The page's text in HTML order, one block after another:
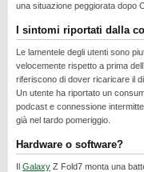
NEWS
ONEPLUS
PIXEL
POCO
PRIVACY
REALME
una situazione peggiorata dopo
I sintomi riportati dalla
Le lamentele degli utenti sono
velocemente rispetto a prima
riferiscono di dover ricaricare il
Un utente ha riportato un
podcast e connessione
già nel tardo pomeriggio.
Hardware o software?
Il Galaxy Z Fold7 monta una